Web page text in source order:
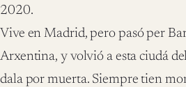
2020.
Vive en Madrid, pero pasó per
Arxentina, y volvió a esta ciudá
dala por muerta. Siempre tien